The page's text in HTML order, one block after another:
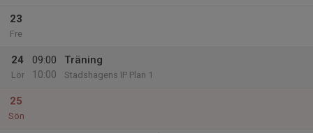
23
Fre
24
Lör
09:00
10:00
Träning
Stadshagens IP Plan 1
25
Sön